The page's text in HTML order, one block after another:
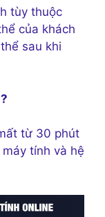
tùy thuộc
của khách
sau khi
từ 30 phút
tính và hệ